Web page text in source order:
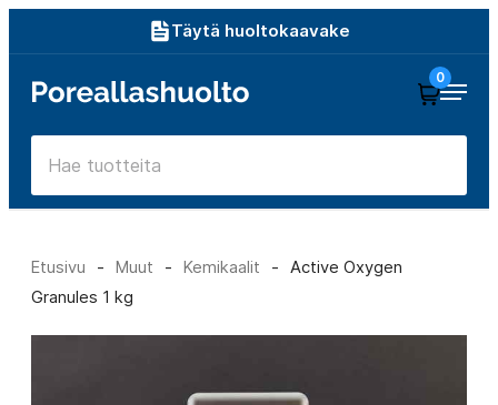
sisältöön
Täytä huoltokaavake
Poreallashuolto
0
Etusivu - Muut - Kemikaalit -
Active Oxygen
Granules 1 kg